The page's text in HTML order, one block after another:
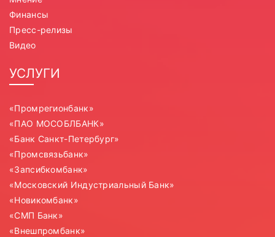
Финансы
Пресс-релизы
Видео
УСЛУГИ
«Промрегионбанк»
«ПАО МОСОБЛБАНК»
«Банк Санкт-Петербург»
«Промсвязьбанк»
«Запсибкомбанк»
«Московский Индустриальный Банк»
«Новикомбанк»
«СМП Банк»
«Внешпромбанк»